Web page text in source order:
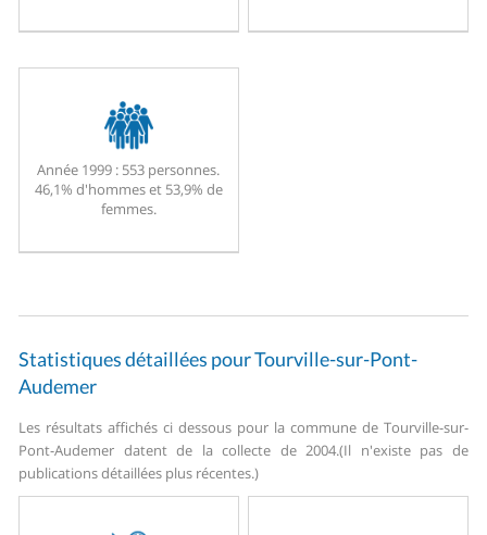
Année 1999 : 553 personnes.
46,1% d'hommes et 53,9% de
femmes.
Statistiques détaillées pour Tourville-sur-Pont-
Audemer
Les résultats affichés ci dessous pour la commune de Tourville-sur-
Pont-Audemer datent de la collecte de 2004.(Il n'existe pas de
publications détaillées plus récentes.)